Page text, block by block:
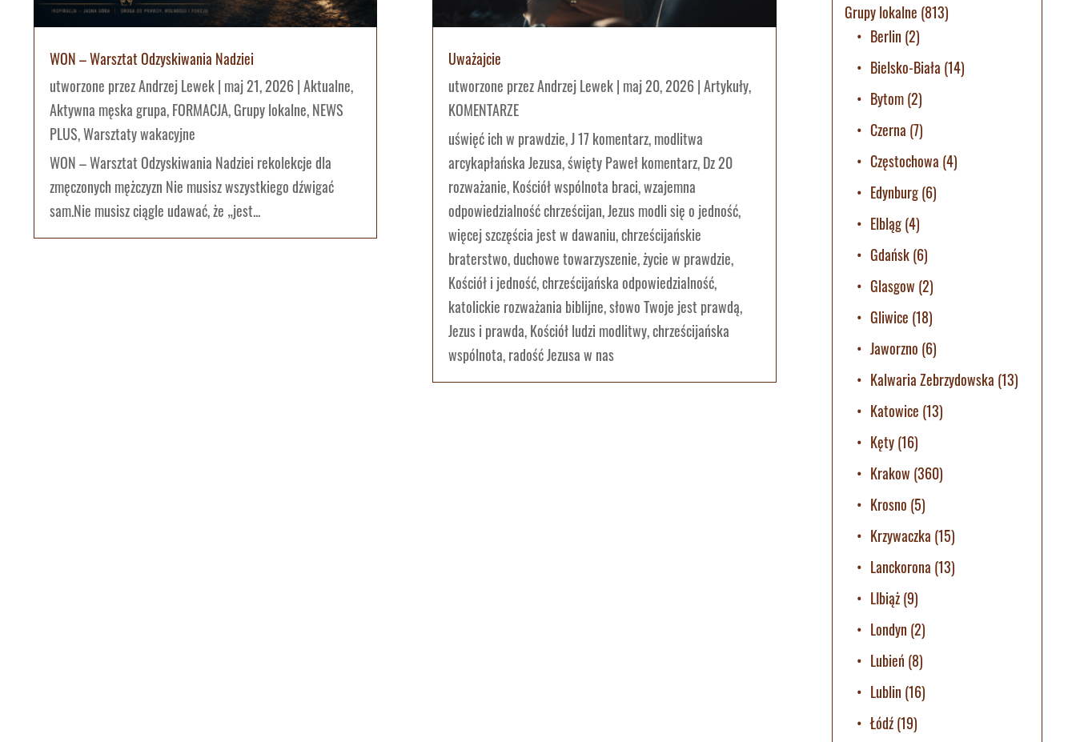
WON – Warsztat Odzyskiwania Nadziei
utworzone przezAndrzej Lewek| maj 21, 2026|Aktualne,
Aktywna męska grupa,FORMACJA,Grupy lokalne,NEWS
PLUS,Warsztaty wakacyjne
WON – Warsztat Odzyskiwania Nadziei rekolekcje dla
zmęczonych mężczyzn Nie musisz wszystkiego dźwigać
sam.Nie musisz ciągle udawać, że „jest...
Uważajcie
utworzone przezAndrzej Lewek| maj 20, 2026|Artykuły,
KOMENTARZE
uświęć ich w prawdzie, J 17 komentarz, modlitwa
arcykapłańska Jezusa, święty Paweł komentarz, Dz 20
rozważanie, Kościół wspólnota braci, wzajemna
odpowiedzialność chrześcijan, Jezus modli się o jedność,
więcej szczęścia jest w dawaniu, chrześcijańskie
braterstwo, duchowe towarzyszenie, życie w prawdzie,
Kościół i jedność, chrześcijańska odpowiedzialność,
katolickie rozważania biblijne, słowo Twoje jest prawdą,
Jezus i prawda, Kościół ludzi modlitwy, chrześcijańska
wspólnota, radość Jezusa w nas
Grupy lokalne (813)
Berlin (2)
Bielsko-Biała (14)
Bytom(2)
Czerna (7)
Częstochowa (4)
Edynburg(6)
Elbląg(4)
Gdańsk(6)
Glasgow (2)
Gliwice (18)
Jaworzno (6)
Kalwaria Zebrzydowska (13)
Katowice (13)
Kęty(16)
Krakow (360)
Krosno (5)
Krzywaczka (15)
Lanckorona (13)
LIbiąż(9)
Londyn (2)
Lubień (8)
Lublin (16)
Łódź(19)